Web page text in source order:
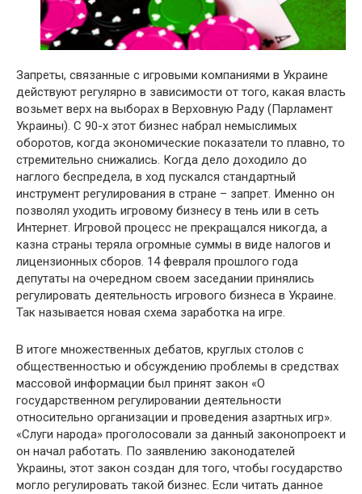
Запреты, связанные с игровыми компаниями в Украине
действуют регулярно в зависимости от того, какая власть
возьмет верх на выборах в Верховную Раду (Парламент
Украины). С 90-х этот бизнес набрал немыслимых
оборотов, когда экономические показатели то плавно, то
стремительно снижались. Когда дело доходило до
наглого беспредела, в ход пускался стандартный
инструмент регулирования в стране – запрет. Именно он
позволял уходить игровому бизнесу в тень или в сеть
Интернет. Игровой процесс не прекращался никогда, а
казна страны теряла огромные суммы в виде налогов и
лицензионных сборов. 14 февраля прошлого года
депутаты на очередном своем заседании принялись
регулировать деятельность игрового бизнеса в Украине.
Так называется новая схема заработка на игре.
В итоге множественных дебатов, круглых столов с
общественностью и обсуждению проблемы в средствах
массовой информации был принят закон «О
государственном регулировании деятельности
относительно организации и проведения азартных игр».
«Слуги народа» проголосовали за данный законопроект и
он начал работать. По заявлению законодателей
Украины, этот закон создан для того, чтобы государство
могло регулировать такой бизнес. Если читать данное